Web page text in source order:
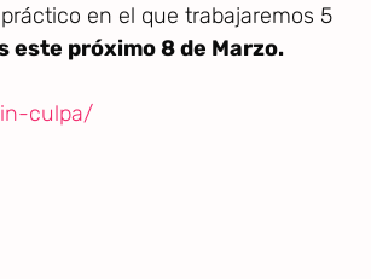
en el que trabajaremos 5
este próximo 8 de Marzo.
culpa/